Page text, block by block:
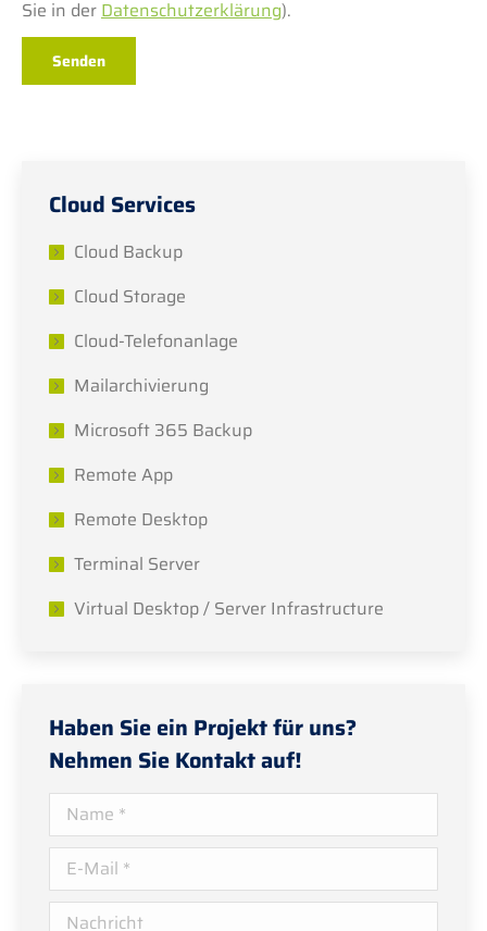
Sie in der Datenschutzerklärung).
Cloud Services
Cloud Backup
Cloud Storage
Cloud-Telefonanlage
Mailarchivierung
Microsoft 365 Backup
Remote App
Remote Desktop
Terminal Server
Virtual Desktop / Server Infrastructure
Haben Sie ein Projekt für uns?
Nehmen Sie Kontakt auf!
Name *
E-Mail *
Nachricht